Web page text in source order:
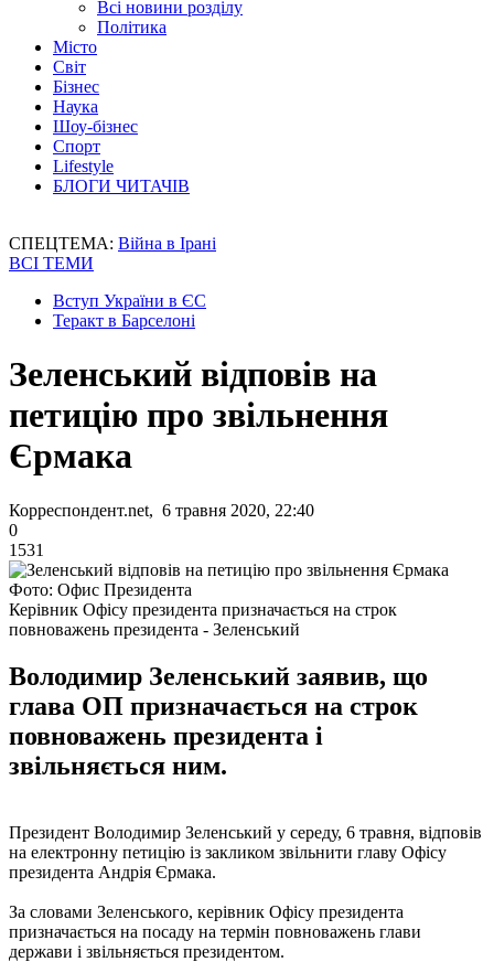
Всі новини розділу
Політика
Місто
Світ
Бізнес
Наука
Шоу-бізнес
Спорт
Lifestyle
БЛОГИ ЧИТАЧІВ
СПЕЦТЕМА: Війна в Ірані
ВСІ ТЕМИ
Вступ України в ЄС
Теракт в Барселоні
Зеленський відповів на
петицію про звільнення
Єрмака
Корреспондент.net, 6 травня 2020, 22:40
0
1531
Фото: Офис Президента
Керівник Офісу президента призначається на строк
повноважень президента - Зеленський
Володимир Зеленський заявив, що
глава ОП призначається на строк
повноважень президента і
звільняється ним.
Президент Володимир Зеленський у середу, 6 травня, відповів
на електронну петицію із закликом звільнити главу Офісу
президента Андрія Єрмака.
За словами Зеленського, керівник Офісу президента
призначається на посаду на термін повноважень глави
держави і звільняється президентом.